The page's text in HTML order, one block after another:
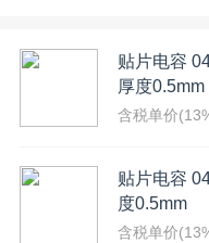
贴片电容
厚度0.5mm
含税单价
贴片电容
度0.5mm
含税单价